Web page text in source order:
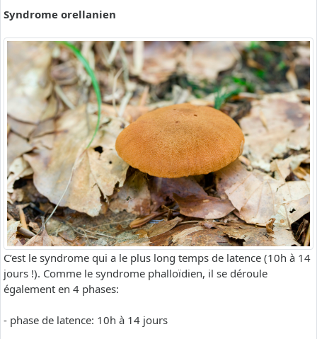
Syndrome orellanien
C’est le syndrome qui a le plus long temps de latence (10h à 14
jours !). Comme le syndrome phalloïdien, il se déroule
également en 4 phases:
- phase de latence: 10h à 14 jours